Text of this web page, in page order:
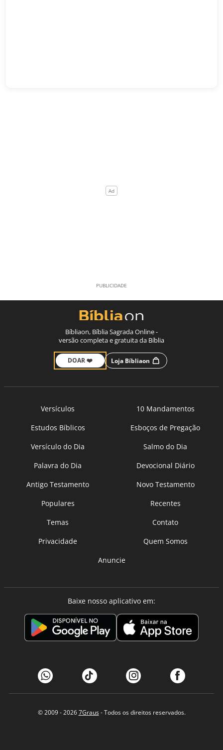
Bíbliaon, Bíblia Sagrada Online -
versão completa e gratuita da Bíblia
DOAR ❤️ Loja Bíbliaon
Versículos
10 Mandamentos
Estudos Bíblicos
Esboços de Pregação
Versículo do Dia
Salmo do Dia
Palavra do Dia
Devocional Diário
Antigo Testamento
Novo Testamento
Populares
Recentes
Temas
Contato
Privacidade
Quem Somos
Anuncie
Baixe nosso aplicativo em:
© 2009 - 20267Graus- Todos os direitos reservados.